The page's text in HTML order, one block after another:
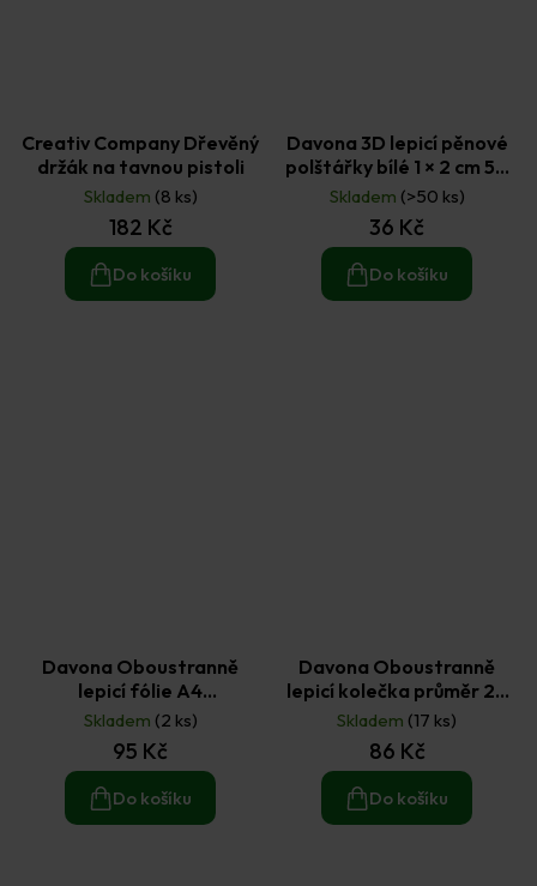
Creativ Company Dřevěný
držák na tavnou pistoli
Skladem (8 ks)
182 Kč
Do košíku
Davona 3D lepicí pěnové
polštářky bílé 1 × 2 cm 50
ks
Skladem (>50 ks)
36 Kč
Do košíku
Davona Oboustranně
lepicí fólie A4
transparentní 4 ks
Skladem (2 ks)
95 Kč
Do košíku
Davona Oboustranně
lepicí kolečka průměr 20
mm (100 ks)
Skladem (17 ks)
86 Kč
Do košíku